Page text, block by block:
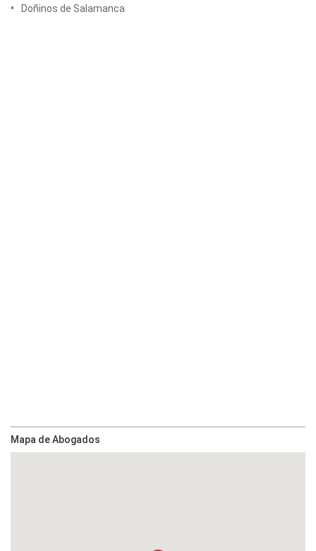
Doñinos de Salamanca
Mapa de Abogados